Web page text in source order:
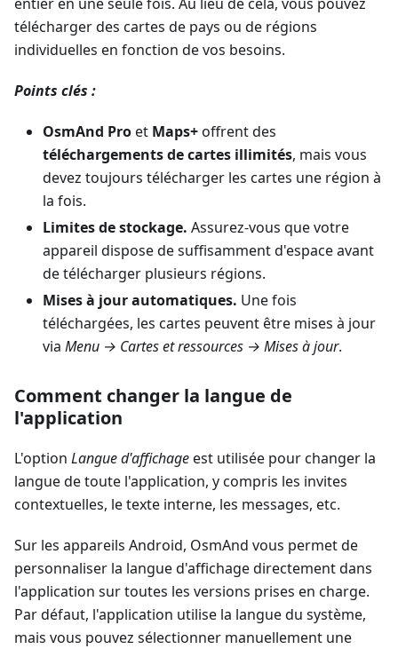
entier en une seule fois. Au lieu de cela, vous pouvez
télécharger des cartes de pays ou de régions
individuelles en fonction de vos besoins.
Points clés :
OsmAnd Proet Maps+offrent des
téléchargements de cartes illimités, mais vous
devez toujours télécharger les cartes une région à
la fois.
Limites de stockage. Assurez-vous que votre
appareil dispose de suffisamment d'espace avant
de télécharger plusieurs régions.
Mises à jour automatiques. Une fois
téléchargées, les cartes peuvent être mises à jour
via Menu → Cartes et ressources → Mises à jour.
Comment changer la langue de
l'application
L'option Langue d'affichageest utilisée pour changer la
langue de toute l'application, y compris les invites
contextuelles, le texte interne, les messages, etc.
Sur les appareils Android, OsmAnd vous permet de
personnaliser la langue d'affichage directement dans
l'application sur toutes les versions prises en charge.
Par défaut, l'application utilise la langue du système,
mais vous pouvez sélectionner manuellement une